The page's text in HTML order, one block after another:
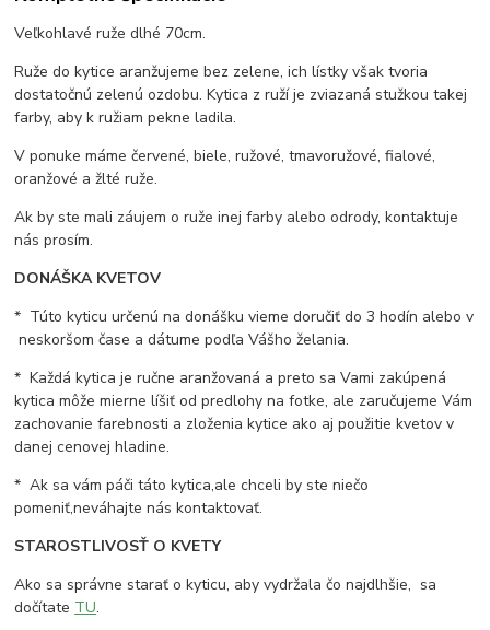
Veľkohlavé ruže dlhé 70cm.
Ruže do kytice aranžujeme bez zelene, ich lístky však tvoria
dostatočnú zelenú ozdobu. Kytica z ruží je zviazaná stužkou takej
farby, aby k ružiam pekne ladila.
V ponuke máme červené, biele, ružové, tmavoružové, fialové,
oranžové a žlté ruže.
Ak by ste mali záujem o ruže inej farby alebo odrody, kontaktuje
nás prosím.
DONÁŠKA KVETOV
* Túto kyticu určenú na donášku vieme doručiť do 3 hodín alebo v
neskoršom čase a dátume podľa Vášho želania.
* Každá kytica je ručne aranžovaná a preto sa Vami zakúpená
kytica môže mierne líšiť od predlohy na fotke, ale zaručujeme Vám
zachovanie farebnosti a zloženia kytice ako aj použitie kvetov v
danej cenovej hladine.
* Ak sa vám páči táto kytica,ale chceli by ste niečo
pomeniť,neváhajte nás kontaktovať.
STAROSTLIVOSŤ O KVETY
Ako sa správne starať o kyticu, aby vydržala čo najdlhšie, sa
dočítate TU.